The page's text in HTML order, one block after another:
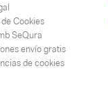
Cookies
SeQura
envío gratis
de cookies